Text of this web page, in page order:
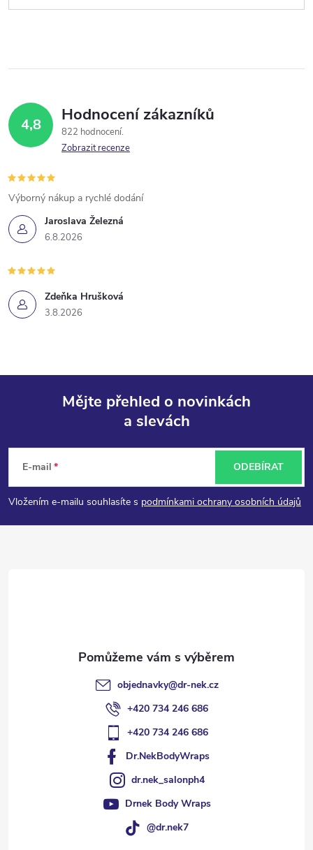
4,8 Hodnocení zákazníků
822 hodnocení
Zobrazit recenze
Jaroslava Železná
6.8.2026
Výborný nákup a rychlé dodání
Zdeňka Hrušková
3.8.2026
p
a
Mějte přehled o novinkách
a slevách
E-mail
Vložením e-mailu souhlasíte s podmínkami ochrany osobních údajů
ODEBÍRAT
objednavky@dr-nek.cz
+420 734 246 686
+420 734 246 686
Dr.NekBodyWraps
dr.nek_salonph4
Drnek Body Wraps
@dr.nek7